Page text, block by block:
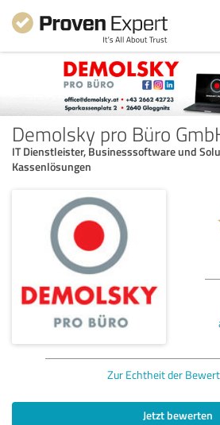
Demolsky pro Büro
IT Dienstleister, Businesssoftware und
Kassenlösungen
Zur Echtheit der
Jetzt bewerten